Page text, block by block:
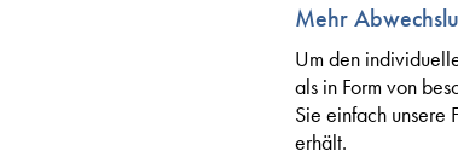
Mehr
Um den
als in Form von
Sie einfach unsere
erhält.